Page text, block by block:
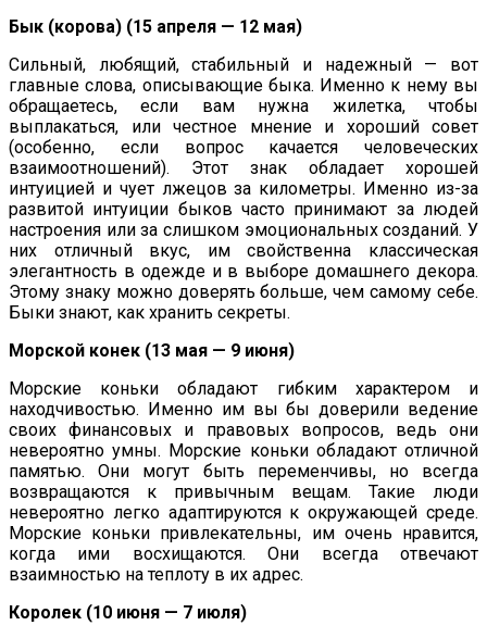
Бык (корова) (15 апреля — 12 мая)
Сильный, любящий, стабильный и надежный — вот
главные слова, описывающие быка. Именно к нему вы
обращаетесь, если вам нужна жилетка, чтобы
выплакаться, или честное мнение и хороший совет
(особенно, если вопрос качается человеческих
взаимоотношений). Этот знак обладает хорошей
интуицией и чует лжецов за километры. Именно из-за
развитой интуиции быков часто принимают за людей
настроения или за слишком эмоциональных созданий. У
них отличный вкус, им свойственна классическая
элегантность в одежде и в выборе домашнего декора.
Этому знаку можно доверять больше, чем самому себе.
Быки знают, как хранить секреты.
Морской конек (13 мая — 9 июня)
Морские коньки обладают гибким характером и
находчивостью. Именно им вы бы доверили ведение
своих финансовых и правовых вопросов, ведь они
невероятно умны. Морские коньки обладают отличной
памятью. Они могут быть переменчивы, но всегда
возвращаются к привычным вещам. Такие люди
невероятно легко адаптируются к окружающей среде.
Морские коньки привлекательны, им очень нравится,
когда ими восхищаются. Они всегда отвечают
взаимностью на теплоту в их адрес.
Королек (10 июня — 7 июля)